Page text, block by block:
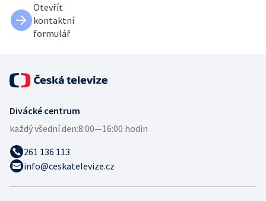
Otevřít
kontaktní
formulář
Divácké centrum
každý všední den:8:00—16:00 hodin
261 136 113
info@ceskatelevize.cz